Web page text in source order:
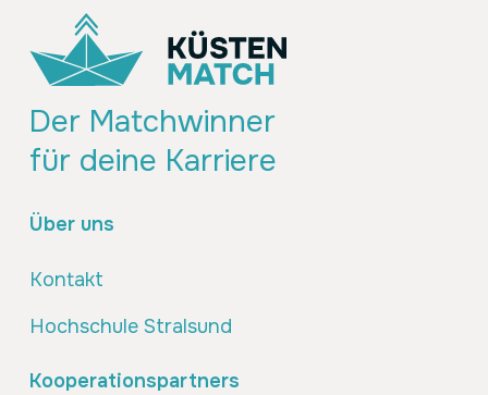
Der Matchwinner
für deine Karriere
Über uns
Kontakt
Hochschule Stralsund
Kooperationspartners